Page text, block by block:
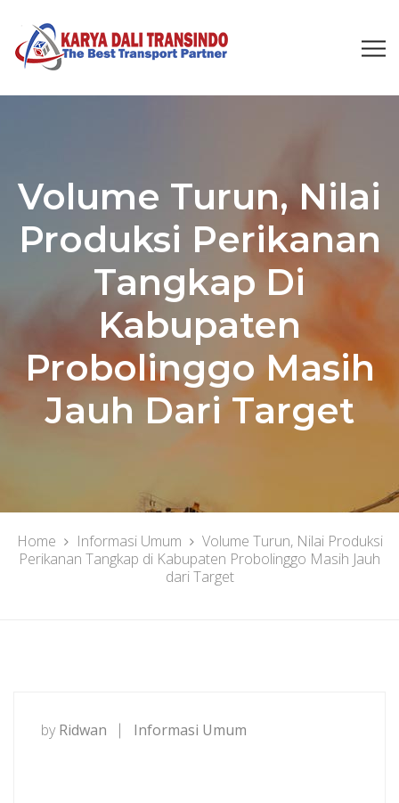
Volume Turun, Nilai
Produksi Perikanan
Tangkap Di
Kabupaten
Probolinggo Masih
Jauh Dari Target
Home Informasi Umum
Volume Turun, Nilai Produksi
Perikanan Tangkap di Kabupaten Probolinggo Masih Jauh
dari Target
by Ridwan Informasi Umum